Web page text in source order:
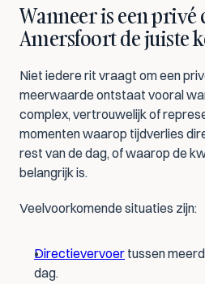
Wanneer is een
Amersfoort de juiste
Niet iedere rit vraagt om een
meerwaarde ontstaat vooral
complex, vertrouwelijk of
momenten waarop tijdverlies
rest van de dag, of waarop de
belangrijk is.
Veelvoorkomende situaties zijn:
Directievervoer tussen
dag.